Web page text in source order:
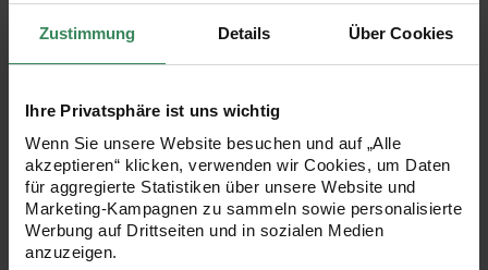
Zustimmung Details Über Cookies
Ihre Privatsphäre ist uns wichtig
Wenn Sie unsere Website besuchen und auf „Alle
akzeptieren“ klicken, verwenden wir Cookies, um Daten
für aggregierte Statistiken über unsere Website und
Marketing-Kampagnen zu sammeln sowie personalisierte
Werbung auf Drittseiten und in sozialen Medien
anzuzeigen.
Creative Make It Blümchen Creative Painted Power